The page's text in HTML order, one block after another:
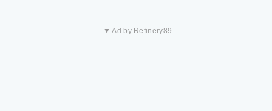
▼ Ad by Refinery89